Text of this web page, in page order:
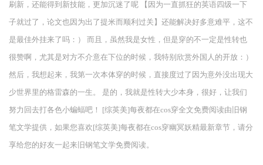
刷新，还能得到新技能，更加沉迷了呢 【因为一直抓狂的英语四级一下
子就过了，论文也因为出了提米而顺利过关】还能解决好多意难平，这不
是最佳外挂来了吗：） 而且，虽然我是女性，但是穿的不一定是性转也
很赞啊，尤其是对方不介意在下位的时候，我特别欣赏外国人的开放：）
然后，我想起来，我第一次本体穿的时候，直接度过了因为意外没出现大
少世界里的格雷森的一生。 是的，我就是性转大少本身，很好，让我们
努力回去打各色小蝙蝠吧！ [综英美]每夜都在cos穿全文免费阅读由旧钢
笔文学提供，如果您喜欢[综英美]每夜都在cos穿幽冥妖精最新章节，请分
享给您的好友一起来旧钢笔文学免费阅读。